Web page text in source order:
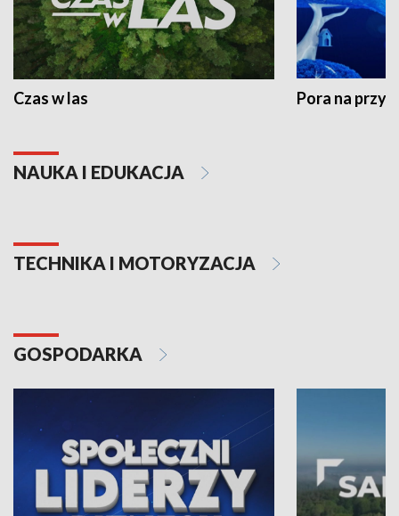
Czas w las Pora na
NAUKA I EDUKACJA
TECHNIKA I MOTORYZACJA
GOSPODARKA